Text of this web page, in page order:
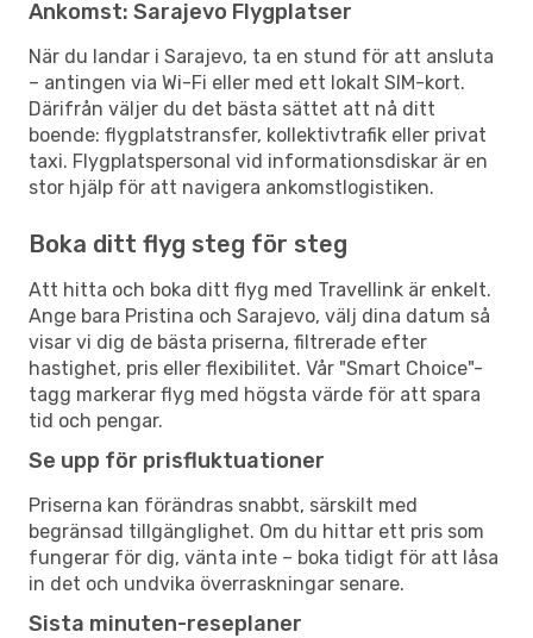
Ankomst: Sarajevo Flygplatser
När du landar i Sarajevo, ta en stund för att ansluta
– antingen via Wi-Fi eller med ett lokalt SIM-kort.
Därifrån väljer du det bästa sättet att nå ditt
boende: flygplatstransfer, kollektivtrafik eller privat
taxi. Flygplatspersonal vid informationsdiskar är en
stor hjälp för att navigera ankomstlogistiken.
Boka ditt flyg steg för steg
Att hitta och boka ditt flyg med Travellink är enkelt.
Ange bara Pristina och Sarajevo, välj dina datum så
visar vi dig de bästa priserna, filtrerade efter
hastighet, pris eller flexibilitet. Vår "Smart Choice"-
tagg markerar flyg med högsta värde för att spara
tid och pengar.
Se upp för prisfluktuationer
Priserna kan förändras snabbt, särskilt med
begränsad tillgänglighet. Om du hittar ett pris som
fungerar för dig, vänta inte – boka tidigt för att låsa
in det och undvika överraskningar senare.
Sista minuten-reseplaner